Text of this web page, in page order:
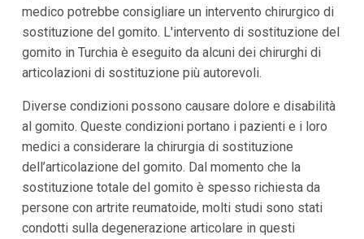
medico potrebbe consigliare un intervento chirurgico di
sostituzione del gomito. L'intervento di sostituzione del
gomito in Turchia è eseguito da alcuni dei chirurghi di
articolazioni di sostituzione più autorevoli.
Diverse condizioni possono causare dolore e disabilità
al gomito. Queste condizioni portano i pazienti e i loro
medici a considerare la chirurgia di sostituzione
dell’articolazione del gomito. Dal momento che la
sostituzione totale del gomito è spesso richiesta da
persone con artrite reumatoide, molti studi sono stati
condotti sulla degenerazione articolare in questi